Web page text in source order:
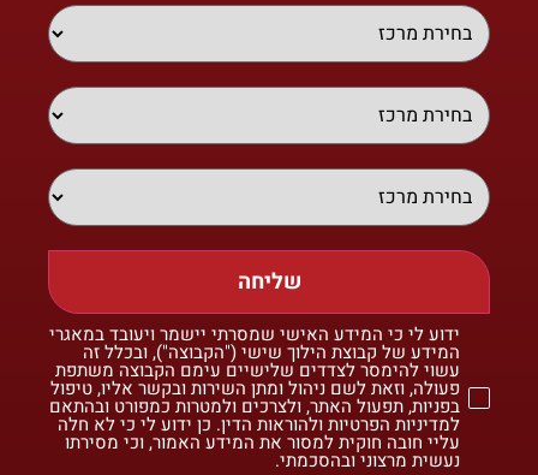
שליחה
ידוע לי כי המידע האישי שמסרתי יישמר ויעובד במאגרי
המידע של קבוצת הילוך שישי ("הקבוצה"), ובכלל זה
עשוי להימסר לצדדים שלישיים עימם הקבוצה משתפת
פעולה, וזאת לשם ניהול ומתן השירות ובקשר אליו, טיפול
בפניות, תפעול האתר, ולצרכים ולמטרות כמפורט ובהתאם
למדיניות הפרטיות ולהוראות הדין. כן ידוע לי כי לא חלה
עליי חובה חוקית למסור את המידע האמור, וכי מסירתו
נעשית מרצוני ובהסכמתי.